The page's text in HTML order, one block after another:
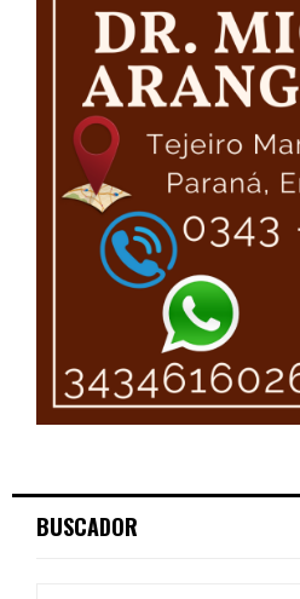
BUSCADOR